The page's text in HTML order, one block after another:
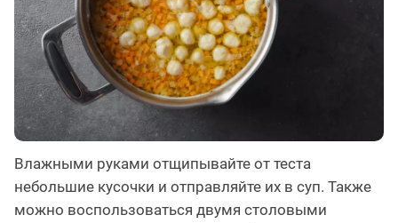
Влажными руками отщипывайте от теста
небольшие кусочки и отправляйте их в суп. Также
можно воспользоваться двумя столовыми